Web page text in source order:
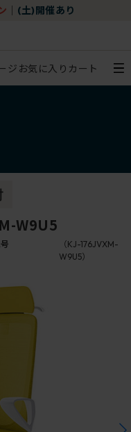
(土)開催あり
ジ お気に入り カート
W9U5
（KJ-176JVXM-
W9U5）